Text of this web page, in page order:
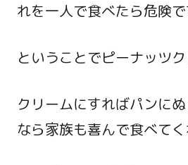
れを一人で食べたら危険で
ということでピーナッツク
クリームにすればパンに
なら家族も喜んで食べてく